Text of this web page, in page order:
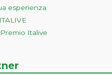
esperienza
Italive